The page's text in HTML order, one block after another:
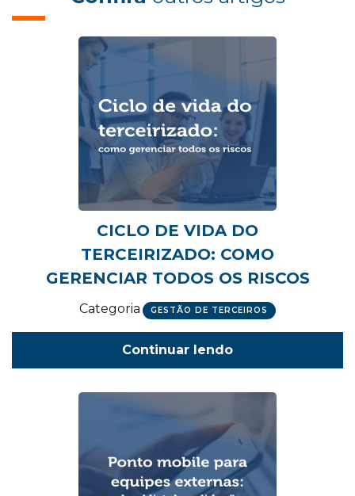
CICLO DE VIDA DO
TERCEIRIZADO: COMO
GERENCIAR TODOS OS RISCOS
Categoria GESTÃO DE TERCEIROS
Continuar lendo